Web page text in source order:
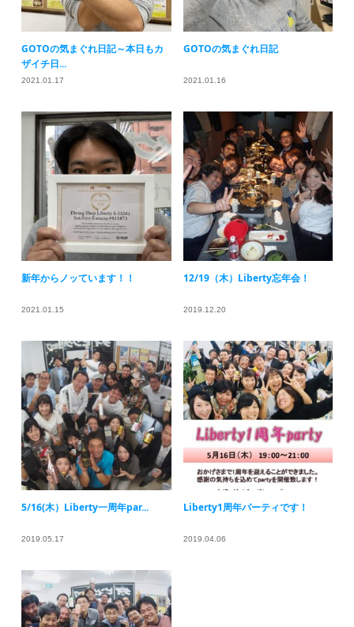
GOTOの気まぐれ日記～本日もカ
ザイチ日...
2021.01.17
GOTOの気まぐれ日記
2021.01.16
新年からノッています！！
2021.01.15
12/19（木）Liberty忘年会！
2019.12.20
5/16(木）Liberty一周年par...
2019.05.17
Liberty1周年パーティです！
2019.04.06